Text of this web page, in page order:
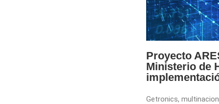
Proyecto
Ministerio de
Getronics,